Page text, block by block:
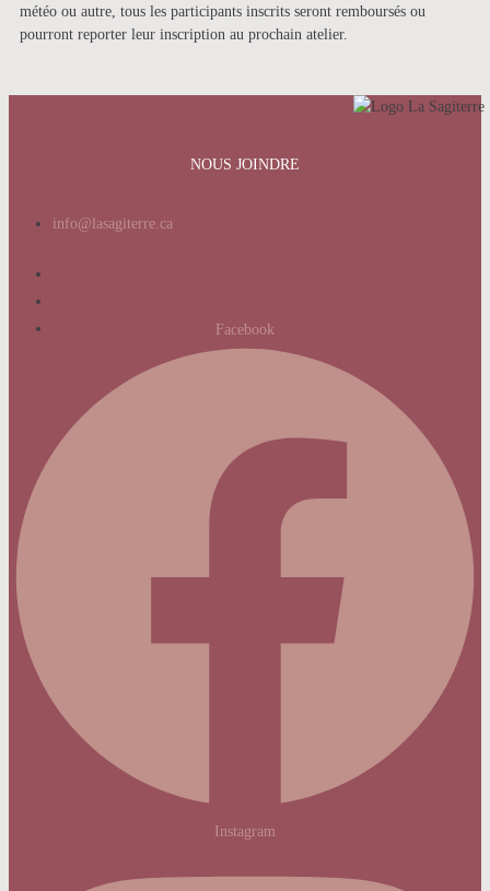
météo ou autre, tous les participants inscrits seront remboursés ou
pourront reporter leur inscription au prochain atelier.
NOUS JOINDRE
info@lasagiterre.ca
Facebook
Instagram